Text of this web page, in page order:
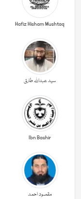
Hafiz Hisham Mushtaq
سید عبداللہ طارق
Ibn Bashir
مقصود احمد